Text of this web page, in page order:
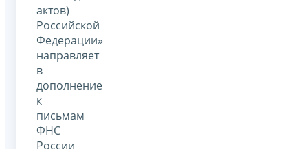
актов)
Российской
Федерации»
направляет
в
дополнение
к
письмам
ФНС
России